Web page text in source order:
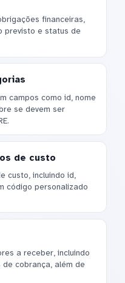
financeiras,
previsto e status de
campos como id, nome
se devem ser
de custo
custo, incluindo id,
código personalizado
a receber, incluindo
cobrança, além de